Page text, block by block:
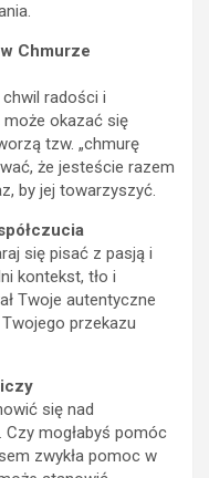
Chmurze
radości i
może okazać się
tzw. „chmurę
że jesteście razem
by jej towarzyszyć.
się pisać z pasją i
kontekst, tło i
Twoje autentyczne
przekazu
się nad
mogłabyś pomóc
zwykła pomoc w